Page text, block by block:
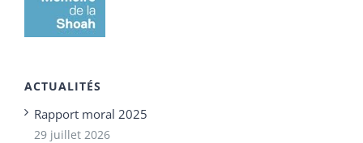
ACTUALITÉS
Rapport moral 2025
29 juillet 2026